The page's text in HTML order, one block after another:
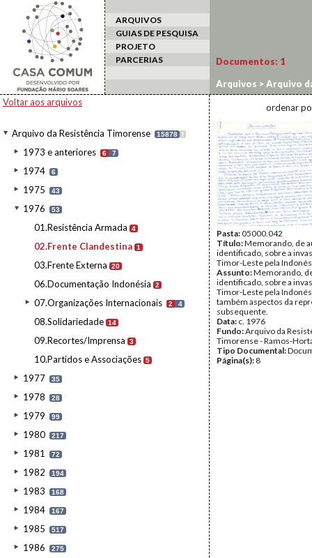
ARQUIVOS
GUIAS DE PESQUISA
PROJETO
PARCERIAS
Voltar aos arquivos
Arquivo da Resistência Timorense 15878 I
1973 e anteriores 6 7
1974 6
1975 43
1976 53
01.Resistência Armada 4
02.Frente Clandestina 1
03.Frente Externa 20
06.Documentação Indonésia 2
07.Organizações Internacionais 2 4
08.Solidariedade 14
09.Recortes/Imprensa 3
10.Partidos e Associações 5
1977 35
1978 28
1979 99
1980 217
1981 72
1982 194
1983 168
1984 167
1985 517
1986 275
Documentos: 1
Arquivos >Arquivo
ordenar
Pasta:05000.042
Título:Memorando, de
identificado, sobre a
Timor-Leste pela
Assunto:Memorando,
identificado, sobre a
Timor-Leste pela
também aspectos da
subsequente.
Data: c. 1976
Fundo:Arquivo da
Timorense - Ramos-
Tipo Documental:
Página(s): 8